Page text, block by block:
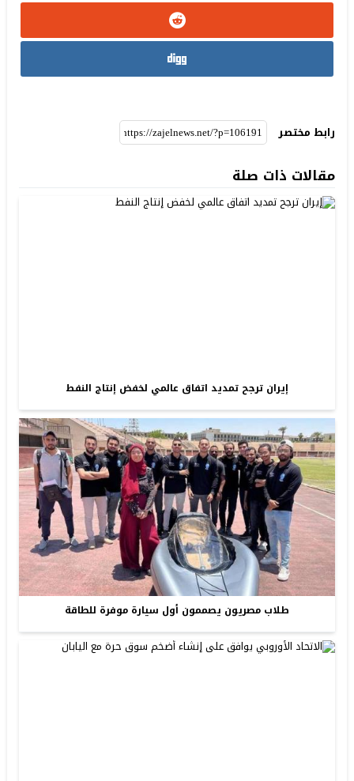
رابط مختصر
مقالات ذات صلة
إيران ترجح تمديد اتفاق عالمي لخفض إنتاج النفط
طلاب مصريون يصممون أول سيارة موفرة للطاقة